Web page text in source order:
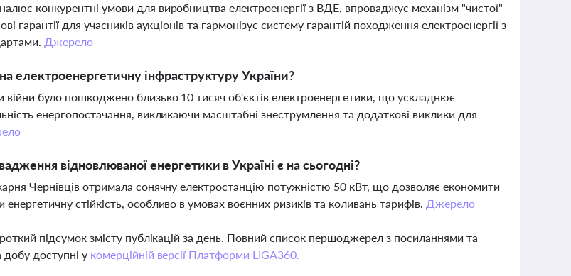
конкурентні умови для виробництва електроенергії з ВДЕ, впроваджує механізм "чистої"
гарантії для учасників аукціонів та гармонізує систему гарантій походження електроенергії з
Джерело
електроенергетичну інфраструктуру України?
було пошкоджено близько 10 тисяч об'єктів електроенергетики, що ускладнює
енергопостачання, викликаючи масштабні знеструмлення та додаткові виклики для
відновлюваної енергетики в Україні є на сьогодні?
Чернівців отримала сонячну електростанцію потужністю 50 кВт, що дозволяє економити
стійкість, особливо в умовах воєнних ризиків та коливань тарифів. Джерело
підсумок змісту публікацій за день. Повний список першоджерел з посиланнями та
доступні у комерційній версії Платформи LIGA360.